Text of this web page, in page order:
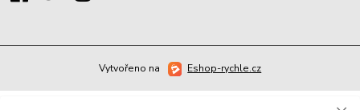
Vytvořeno na Eshop-rychle.cz